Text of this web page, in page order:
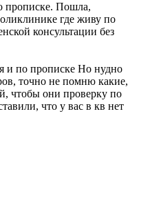
прописке. Пошла,
где живу по
консультации без
и по прописке Но нудно
точно не помню какие,
чтобы они проверку по
что у вас в кв нет